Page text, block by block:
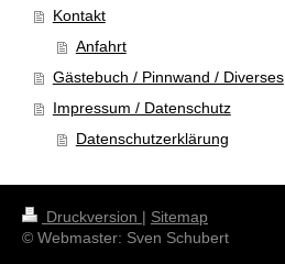
Kontakt
Anfahrt
Gästebuch / Pinnwand / Diverses
Impressum / Datenschutz
Datenschutzerklärung
Druckversion | Sitemap
© Webmaster: Sven Schubert